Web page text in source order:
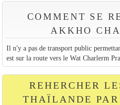
COMMENT SE
AKKHO
Il n'y a pas de transport public
est sur la route vers le Wat Charlerm
REHERCHER
THAÏLANDE